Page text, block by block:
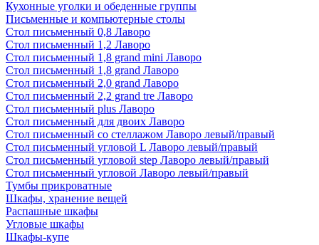
Кухонные уголки и обеденные группы
Письменные и компьютерные столы
Стол письменный 0,8 Лаворо
Стол письменный 1,2 Лаворо
Стол письменный 1,8 grand mini Лаворо
Стол письменный 1,8 grand Лаворо
Стол письменный 2,0 grand Лаворо
Стол письменный 2,2 grand tre Лаворо
Стол письменный plus Лаворо
Стол письменный для двоих Лаворо
Стол письменный со стеллажом Лаворо левый/правый
Стол письменный угловой L Лаворо левый/правый
Стол письменный угловой step Лаворо левый/правый
Стол письменный угловой Лаворо левый/правый
Тумбы прикроватные
Шкафы, хранение вещей
Распашные шкафы
Угловые шкафы
Шкафы-купе